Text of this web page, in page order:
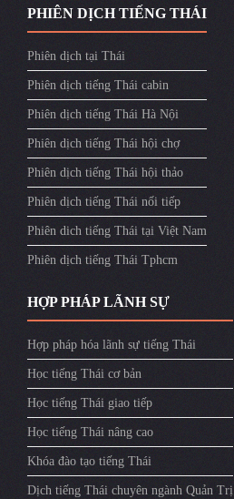
PHIÊN DỊCH TIẾNG THÁI
Phiên dịch tại Thái
Phiên dịch tiếng Thái cabin
Phiên dịch tiếng Thái Hà Nội
Phiên dịch tiếng Thái hội chợ
Phiên dịch tiếng Thái hội thảo
Phiên dịch tiếng Thái nối tiếp
Phiên dich tiếng Thái tại Việt Nam
Phiên dịch tiếng Thái Tphcm
HỢP PHÁP LÃNH SỰ
Hợp pháp hóa lãnh sự tiếng Thái
Học tiếng Thái cơ bản
Học tiếng Thái giao tiếp
Học tiếng Thái nâng cao
Khóa đào tạo tiếng Thái
Dịch tiếng Thái chuyên ngành Quản Trị